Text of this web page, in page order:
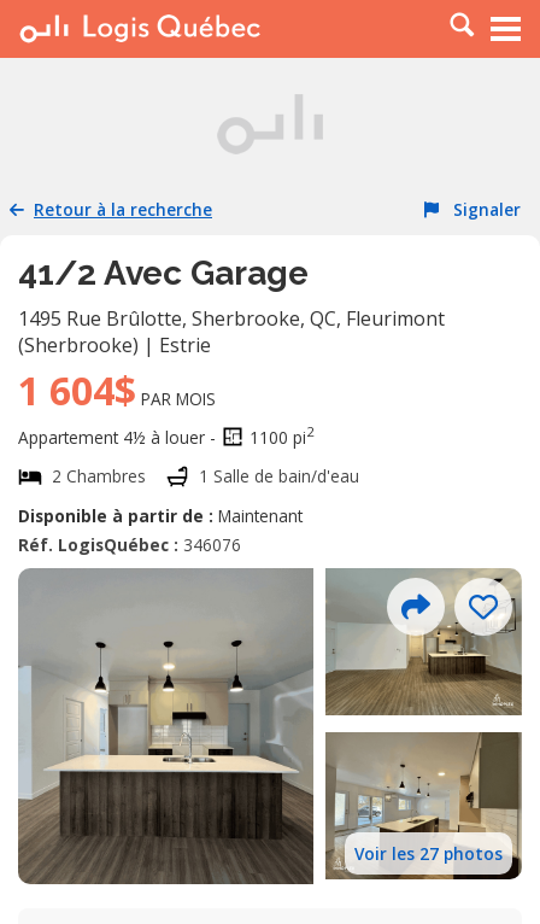
À LOUER
PLACER UNE ANNONCE
RESSOURCES
Retour à la recherche Signaler
41/2 Avec Garage
1495 Rue Brûlotte, Sherbrooke, QC, Fleurimont
(Sherbrooke) | Estrie
1 604$ PAR MOIS
Appartement 4½ à louer -
1100 pi2
2 Chambres
1 Salle de bain/d'eau
Disponible à partir de : Maintenant
Réf. LogisQuébec : 346076
Voir les 27 photos